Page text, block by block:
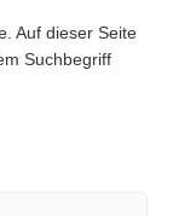
Auf dieser Seite
Suchbegriff